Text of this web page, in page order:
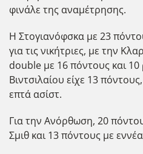
φινάλε της αναμέτρησης.
Η Στογιανόφσκα με 23
για τις νικήτριες, με την
double με 16 πόντους και
Βιντσιλαίου είχε 13
επτά ασίστ.
Για την Ανόρθωση, 20
Σμιθ και 13 πόντους με